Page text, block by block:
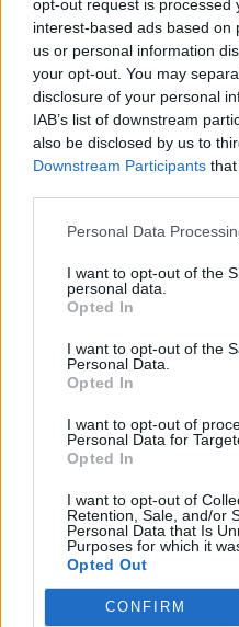
opt-out request is processed
interest-based ads based on
us or personal information
your opt-out. You may
disclosure of your personal
IAB’s list of downstream
also be disclosed by us to
Downstream Participants
Personal Data
I want to opt-out of the
personal data.
Opted In
I want to opt-out of the
Personal Data.
Opted In
I want to opt-out of
Personal Data for
Opted In
I want to opt-out of
Retention, Sale, and/or
Personal Data that Is
Purposes for which it
Opted Out
CONFIRM